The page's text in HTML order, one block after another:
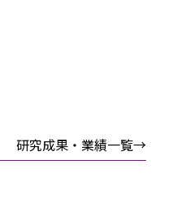
研究成果・業績一覧→